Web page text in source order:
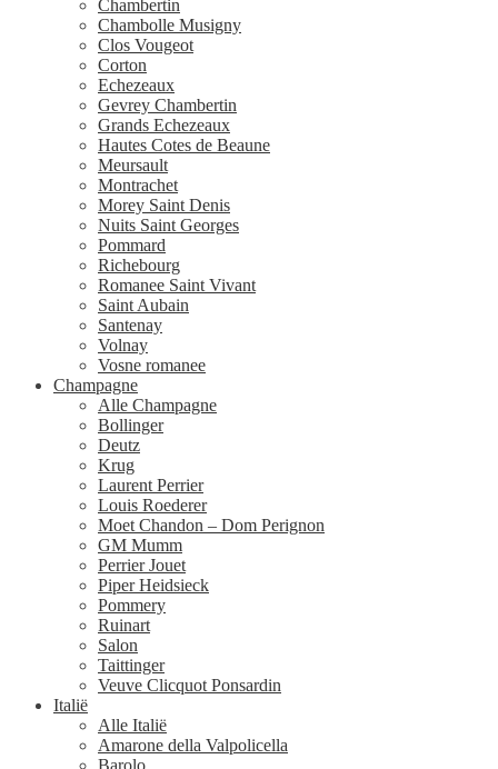
Chambertin
Chambolle Musigny
Clos Vougeot
Corton
Echezeaux
Gevrey Chambertin
Grands Echezeaux
Hautes Cotes de Beaune
Meursault
Montrachet
Morey Saint Denis
Nuits Saint Georges
Pommard
Richebourg
Romanee Saint Vivant
Saint Aubain
Santenay
Volnay
Vosne romanee
Champagne
Alle Champagne
Bollinger
Deutz
Krug
Laurent Perrier
Louis Roederer
Moet Chandon – Dom Perignon
GM Mumm
Perrier Jouet
Piper Heidsieck
Pommery
Ruinart
Salon
Taittinger
Veuve Clicquot Ponsardin
Italië
Alle Italië
Amarone della Valpolicella
Barolo